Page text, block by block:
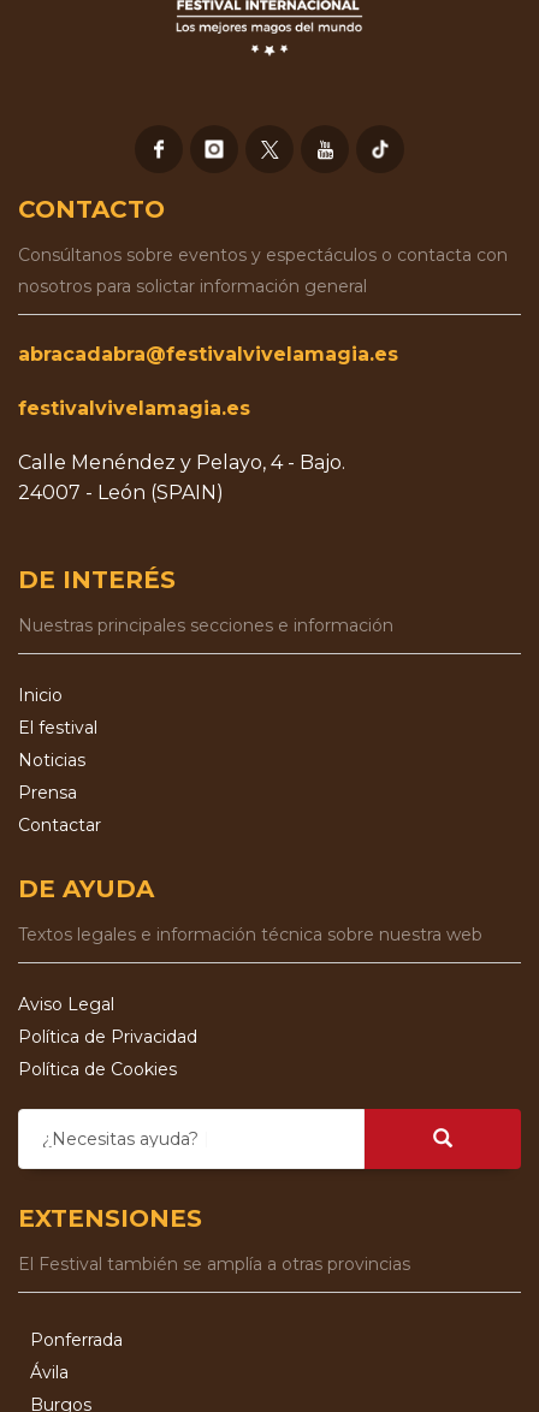
CONTACTO
Consúltanos sobre eventos y espectáculos o contacta con
nosotros para solictar información general
abracadabra@festivalvivelamagia.es
festivalvivelamagia.es
Calle Menéndez y Pelayo, 4 - Bajo.
24007 - León (SPAIN)
DE INTERÉS
Nuestras principales secciones e información
Inicio
El festival
Noticias
Prensa
Contactar
DE AYUDA
Textos legales e información técnica sobre nuestra web
Aviso Legal
Política de Privacidad
Política de Cookies
¿Necesitas ayuda?
EXTENSIONES
El Festival también se amplía a otras provincias
Ponferrada
Ávila
Burgos